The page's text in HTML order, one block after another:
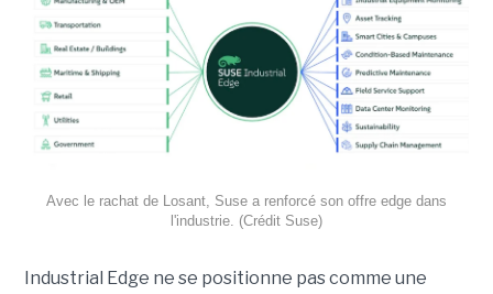
Avec le rachat de Losant, Suse a renforcé son offre edge dans
l'industrie. (Crédit Suse)
Industrial Edge ne se positionne pas comme une